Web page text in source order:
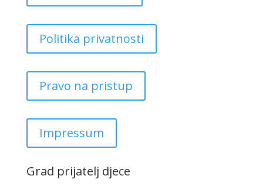
Politika privatnosti
Pravo na pristup
Impressum
Grad prijatelj djece